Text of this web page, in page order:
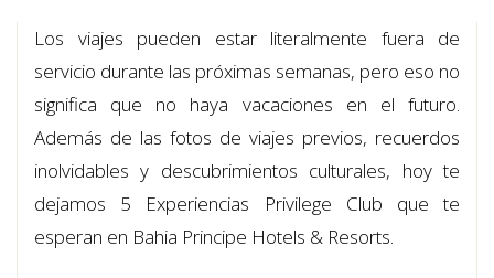
Los viajes pueden estar literalmente fuera de
servicio durante las próximas semanas, pero eso no
significa que no haya vacaciones en el futuro.
Además de las fotos de viajes previos, recuerdos
inolvidables y descubrimientos culturales, hoy te
dejamos 5 Experiencias Privilege Club que te
esperan en Bahia Principe Hotels & Resorts.